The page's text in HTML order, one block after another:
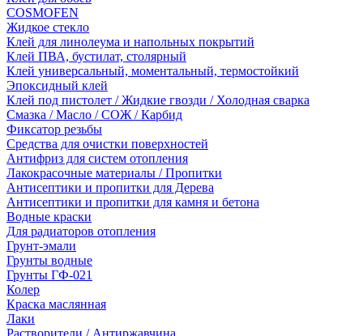
COSMOFEN
Жидкое стекло
Клей для линолеума и напольных покрытий
Клей ПВА, бустилат, столярный
Клей универсальный, моментальный, термостойкий
Эпоксидный клей
Клей под пистолет / Жидкие гвозди / Холодная сварка
Смазка / Масло / СОЖ / Карбид
Фиксатор резьбы
Средства для очистки поверхностей
Антифриз для систем отопления
Лакокрасочные материалы / Пропитки
Антисептики и пропитки для Дерева
Антисептики и пропитки для камня и бетона
Водные краски
Для радиаторов отопления
Грунт-эмали
Грунты водные
Грунты ГФ-021
Колер
Краска маслянная
Лаки
Растворители / Антиржавчина